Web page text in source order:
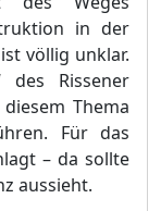
in der
völlig unklar.
Rissener
diesem Thema
Für das
– da sollte
aussieht.